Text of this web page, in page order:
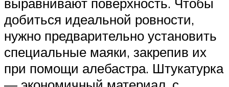
выравнивают поверхность. Чтобы
добиться идеальной ровности,
нужно предварительно установить
специальные маяки, закрепив их
при помощи алебастра. Штукатурка